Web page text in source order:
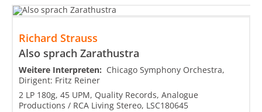
Richard Strauss
Also sprach Zarathustra
Weitere Interpreten: Chicago Symphony Orchestra,
Dirigent: Fritz Reiner
2 LP 180g, 45 UPM, Quality Records, Analogue
Productions / RCA Living Stereo, LSC180645